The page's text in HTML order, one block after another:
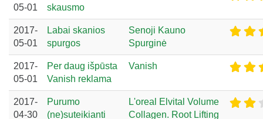
05-01
skausmo
2017-
05-01
Labai skanios
spurgos
Senoji Kauno
Spurginė
2017-
05-01
Per daug išpūsta
Vanish reklama
Vanish
2017-
04-30
Purumo
(ne)suteikianti
L'oreal Elvital Volume
Collagen. Root Lifting